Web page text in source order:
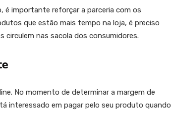
é importante reforçar a parceria com os
que estão mais tempo na loja, é preciso
circulem nas sacola dos consumidores.
No momento de determinar a margem de
interessado em pagar pelo seu produto quando